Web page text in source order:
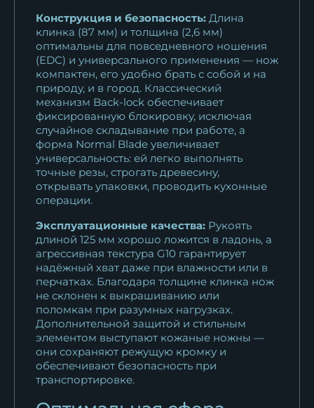
Конструкция и безопасность: Длина
клинка (87 мм) и толщина (2,6 мм)
оптимальны для повседневного ношения
(EDC) и универсального применения — нож
компактен, его удобно брать с собой и на
природу, и в город. Классический
механизм Back-lock обеспечивает
фиксированную блокировку, исключая
случайное складывание при работе, а
форма Normal Blade увеличивает
универсальность: ей легко выполнять
точные резы, строгать древесину,
открывать упаковки, проводить кухонные
операции.
Эксплуатационные качества: Рукоять
длиной 125 мм хорошо ложится в ладонь, а
агрессивная текстура G10 гарантирует
надёжный хват даже при влажности или в
перчатках. Благодаря толщине клинка нож
не склонен к выкрашиванию или
поломкам при разумных нагрузках.
Дополнительной защитой и стильным
элементом выступают кожаные ножны —
они сохраняют режущую кромку и
обеспечивают безопасность при
транспортировке.